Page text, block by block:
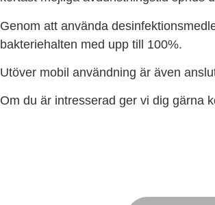
Genom att använda
bakteriehalten med upp till 100%.
Utöver mobil användning är även
Om du är intresserad ger vi dig gärna